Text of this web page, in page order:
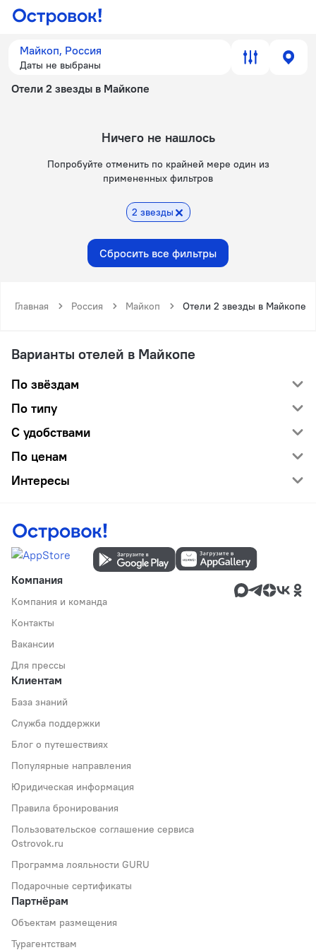
Майкоп, Россия
Даты не выбраны
Отели 2 звезды в Майкопе
Ничего не нашлось
Попробуйте отменить по крайней мере один из
примененных фильтров
2 звезды
Сбросить все фильтры
Главная Россия Майкоп Отели 2 звезды в Майкопе
Варианты отелей в Майкопе
По звёздам
По типу
С удобствами
По ценам
Интересы
Компания
Компания и команда
Контакты
Вакансии
Для прессы
Клиентам
База знаний
Служба поддержки
Блог о путешествиях
Популярные направления
Юридическая информация
Правила бронирования
Пользовательское соглашение сервиса
Ostrovok.ru
Программа лояльности GURU
Подарочные сертификаты
Партнёрам
Объектам размещения
Турагентствам